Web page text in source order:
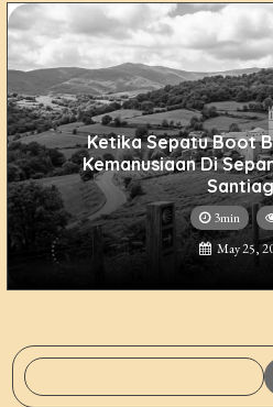
Ketika Sepatu Boot
Kemanusiaan Di
3min
May 25,